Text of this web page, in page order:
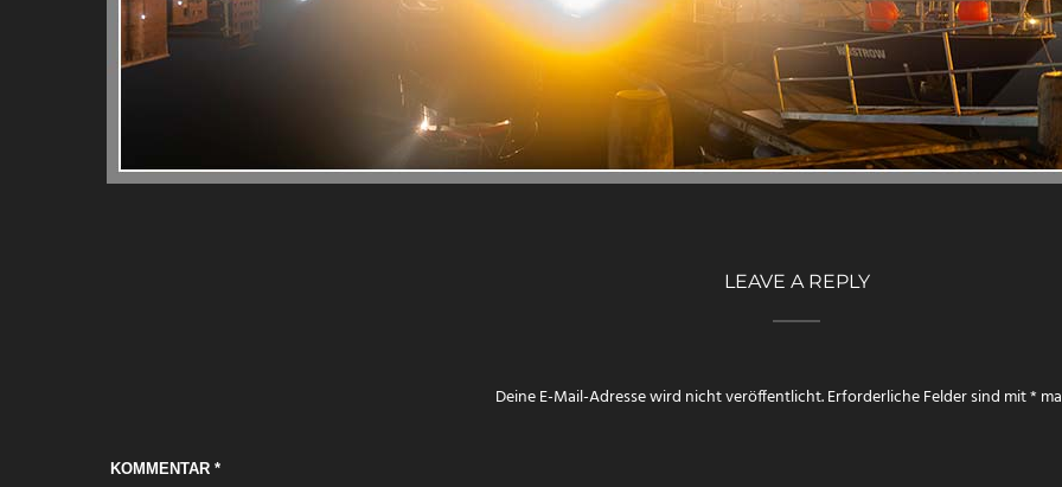
LEAVE A REPLY
Deine E-Mail-Adresse wird nicht veröffentlicht.Erforderliche Felder sind mit*
KOMMENTAR *